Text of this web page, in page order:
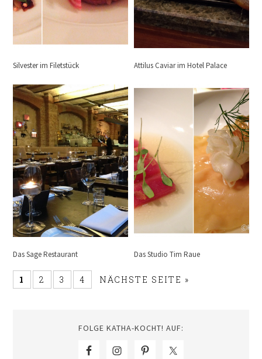
Silvester im Filetstück Attilus Caviar im Hotel Palace
Das Sage Restaurant Das Studio Tim Raue
1 2 3 4 NÄCHSTE SEITE »
FOLGE KATHA-KOCHT! AUF: